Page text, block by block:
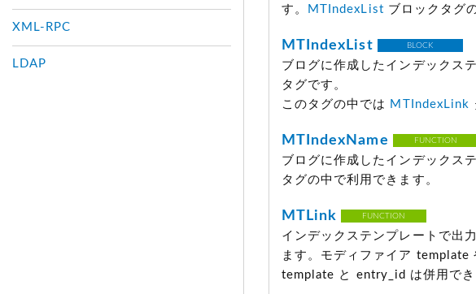
す。
MTIndexList ブロックタグ
MTIndexList BLOCK
ブログに作成したインデックス
タグです。
このタグの中では MTIndexLink
MTIndexName FUNCTION
ブログに作成したインデックス
タグの中で利用できます。
MTLink FUNCTION
インデックステンプレートで出
ます。モディファイア template
template と entry_id は併用でき
XML-RPC
LDAP